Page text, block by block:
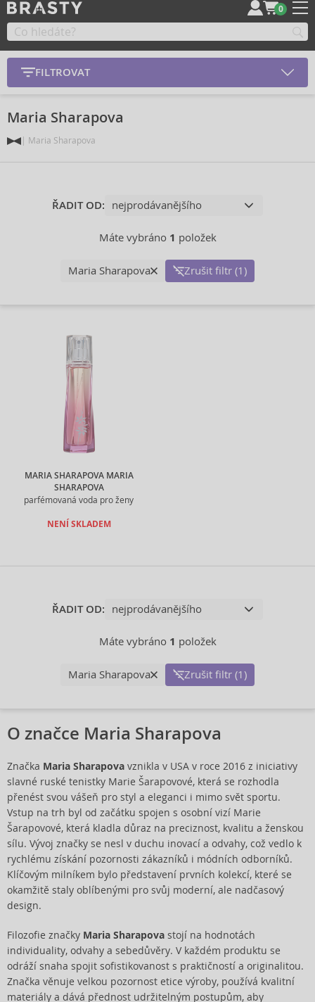
0
FILTROVAT
Maria Sharapova
Maria Sharapova
ŘADIT OD:
Máte vybráno 1 položek
Maria Sharapova Zrušit filtr (1)
MARIA SHARAPOVA MARIA
SHARAPOVA
parfémovaná voda pro ženy
NENÍ SKLADEM
ŘADIT OD:
Máte vybráno 1 položek
Maria Sharapova Zrušit filtr (1)
O značce Maria Sharapova
Značka Maria Sharapova vznikla v USA v roce 2016 z iniciativy
slavné ruské tenistky Marie Šarapovové, která se rozhodla
přenést svou vášeň pro styl a eleganci i mimo svět sportu.
Vstup na trh byl od začátku spojen s osobní vizí Marie
Šarapovové, která kladla důraz na preciznost, kvalitu a ženskou
sílu. Vývoj značky se nesl v duchu inovací a odvahy, což vedlo k
rychlému získání pozornosti zákazníků i módních odborníků.
Klíčovým milníkem bylo představení prvních kolekcí, které se
okamžitě staly oblíbenými pro svůj moderní, ale nadčasový
design.
Filozofie značky Maria Sharapova stojí na hodnotách
individuality, odvahy a sebedůvěry. V každém produktu se
odráží snaha spojit sofistikovanost s praktičností a originalitou.
Značka věnuje velkou pozornost etice výroby, používá kvalitní
materiály a dává přednost udržitelným postupům, aby